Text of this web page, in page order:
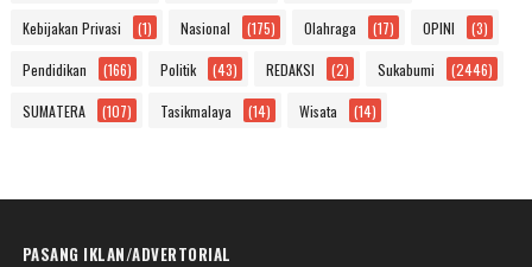
Kebijakan Privasi (1) Nasional (175) Olahraga (17) OPINI (3)
Pendidikan (166) Politik (43) REDAKSI (2) Sukabumi (2446)
SUMATERA (107) Tasikmalaya (14) Wisata (14)
PASANG IKLAN/ADVERTORIAL